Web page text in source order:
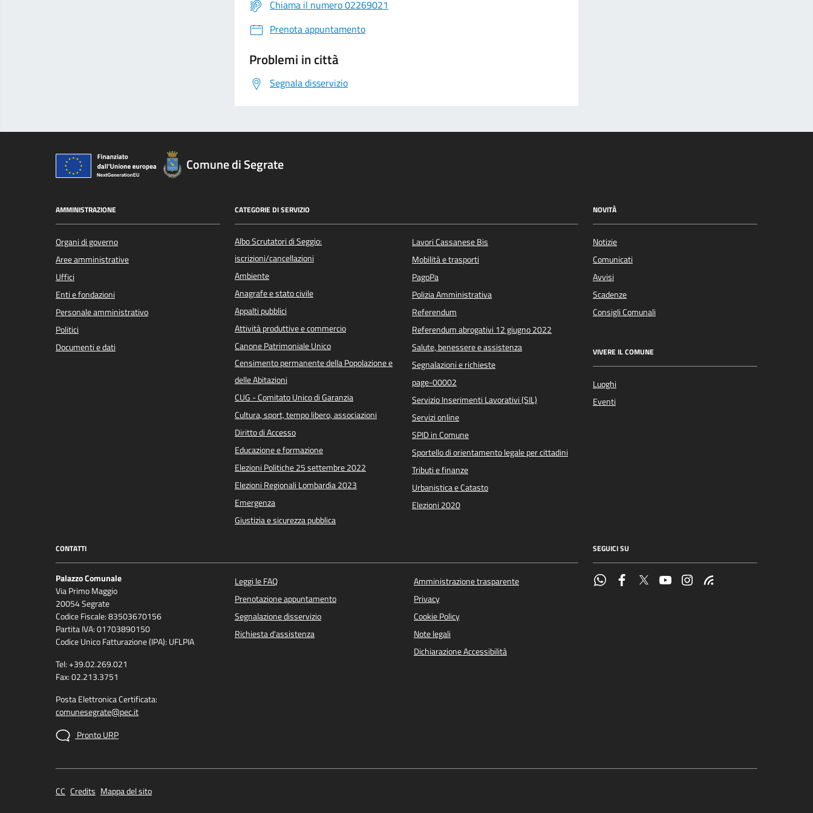
Chiama il numero 02269021
Prenota appuntamento
Problemi in città
Segnala disservizio
Comune di Segrate
AMMINISTRAZIONE
Organi di governo
Aree amministrative
Uffici
Enti e fondazioni
Personale amministrativo
Politici
Documenti e dati
CATEGORIE DI SERVIZIO
Albo Scrutatori di Seggio:
iscrizioni/cancellazioni
Ambiente
Anagrafe e stato civile
Appalti pubblici
Attività produttive e commercio
Canone Patrimoniale Unico
Censimento permanente della Popolazione e
delle Abitazioni
CUG - Comitato Unico di Garanzia
Cultura, sport, tempo libero, associazioni
Diritto di Accesso
Educazione e formazione
Elezioni Politiche 25 settembre 2022
Elezioni Regionali Lombardia 2023
Emergenza
Giustizia e sicurezza pubblica
Lavori Cassanese Bis
Mobilità e trasporti
PagoPa
Polizia Amministrativa
Referendum
Referendum abrogativi 12 giugno 2022
Salute, benessere e assistenza
Segnalazioni e richieste
page-00002
Servizio Inserimenti Lavorativi (SIL)
Servizi online
SPID in Comune
Sportello di orientamento legale per cittadini
Tributi e finanze
Urbanistica e Catasto
Elezioni 2020
NOVITÀ
Notizie
Comunicati
Avvisi
Scadenze
Consigli Comunali
VIVERE IL COMUNE
Luoghi
Eventi
CONTATTI
Palazzo Comunale
Via Primo Maggio
20054 Segrate
Codice Fiscale: 83503670156
Partita IVA: 01703890150
Codice Unico Fatturazione (IPA): UFLPIA
Tel: +39.02.269.021
Fax: 02.213.3751
Posta Elettronica Certificata:
comunesegrate@pec.it
Pronto URP
Leggi le FAQ
Prenotazione appuntamento
Segnalazione disservizio
Richiesta d'assistenza
Amministrazione trasparente
Privacy
Cookie Policy
Note legali
Dichiarazione Accessibilità
SEGUICI SU
CC Credits Mappa del sito